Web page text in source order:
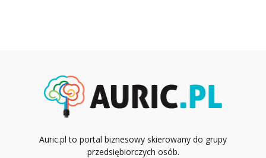
Auric.pl to portal biznesowy skierowany do grupy
przedsiębiorczych osób.